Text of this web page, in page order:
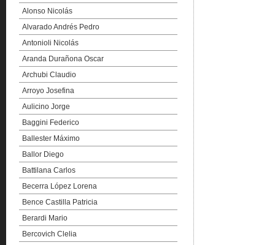
Alonso Nicolás
Alvarado Andrés Pedro
Antonioli Nicolás
Aranda Durañona Oscar
Archubi Claudio
Arroyo Josefina
Aulicino Jorge
Baggini Federico
Ballester Máximo
Ballor Diego
Battilana Carlos
Becerra López Lorena
Bence Castilla Patricia
Berardi Mario
Bercovich Clelia